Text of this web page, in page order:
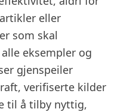
eller
som skal
eksempler og
gjenspeiler
verifiserte kilder
til å tilby nyttig,